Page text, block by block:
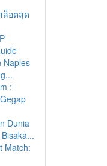
ล็อตสุด
Naples
:
Dunia
Match: